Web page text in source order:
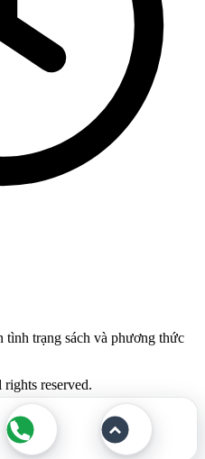
tình trạng sách và phương thức
reserved.